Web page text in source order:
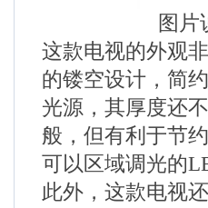
图片
这款电视的外观
的镂空设计，简
光源，其厚度还
般，但有利于节
可以区域调光的
此外，这款电视